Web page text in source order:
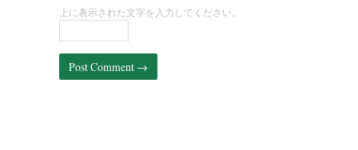
上に表示された文字を入力してください。